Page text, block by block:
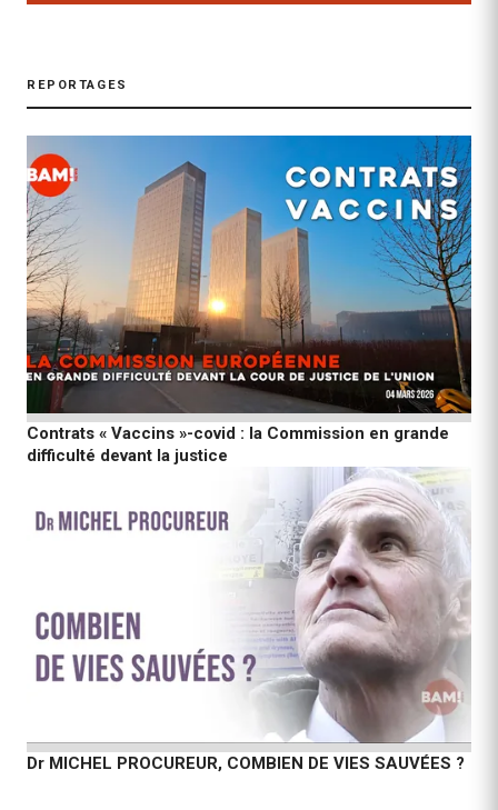
REPORTAGES
Contrats « Vaccins »-covid : la Commission en grande
difficulté devant la justice
Dr MICHEL PROCUREUR, COMBIEN DE VIES SAUVÉES ?